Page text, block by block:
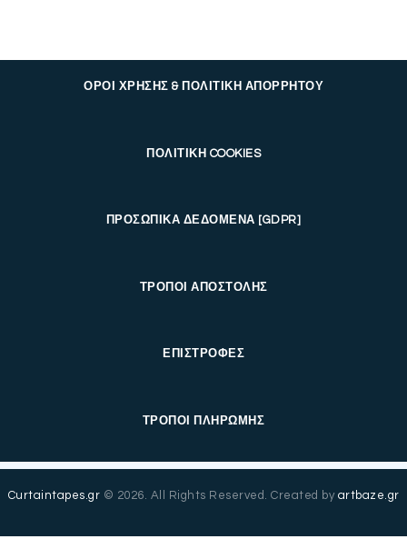
ΟΡΟΙ ΧΡΗΣΗΣ & ΠΟΛΙΤΙΚΗ ΑΠΟΡΡΗΤΟΥ
ΠΟΛΙΤΙΚΗ COOKIES
ΠΡΟΣΩΠΙΚΑ ΔΕΔΟΜΕΝΑ [GDPR]
ΤΡΟΠΟΙ ΑΠΟΣΤΟΛΗΣ
ΕΠΙΣΤΡΟΦΕΣ
ΤΡΟΠΟΙ ΠΛΗΡΩΜΗΣ
Curtaintapes.gr © 2026. All Rights Reserved. Created by artbaze.gr